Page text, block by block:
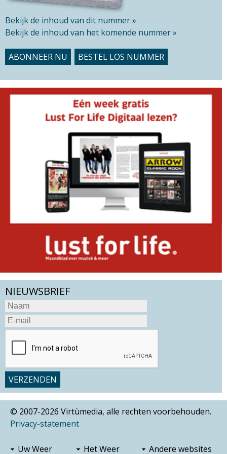
Bekijk de inhoud van dit nummer »
Bekijk de inhoud van het komende nummer »
ABONNEER NU BESTEL LOS NUMMER
NIEUWSBRIEF
© 2007-2026 Virtùmedia, alle rechten voorbehouden.
Privacy-statement
Uw Weer Het Weer Andere websites